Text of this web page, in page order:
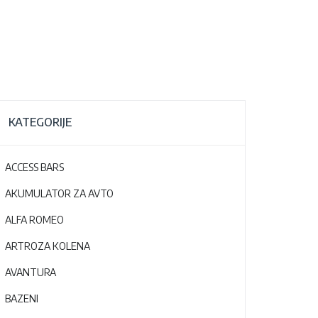
KATEGORIJE
ACCESS BARS
AKUMULATOR ZA AVTO
ALFA ROMEO
ARTROZA KOLENA
AVANTURA
BAZENI